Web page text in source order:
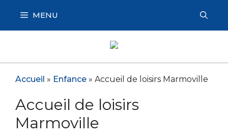
contenu
MENU
Accueil » Enfance » Accueil de loisirs Marmoville
Accueil de loisirs
Marmoville